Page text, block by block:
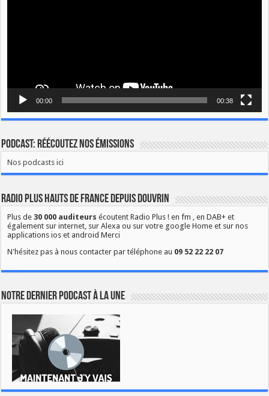
00:00 00:38
Podcast: Réécoutez nos émissions
Nos podcasts ici
Radio Plus Hauts de France depuis Douvrin
Plus de30 000 auditeurs écoutent Radio Plus ! en fm , en DAB+ et
également sur internet, sur Alexa ou sur votre google Home et sur nos
applications ios et android Merci
N'hésitez pas à nous contacter par téléphone au 09 52 22 22 07
Notre dernier podcast à la une